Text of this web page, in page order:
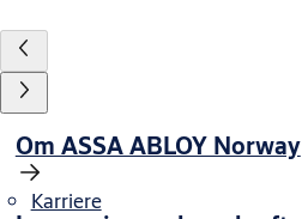
Om ASSA ABLOY Norway
Karriere